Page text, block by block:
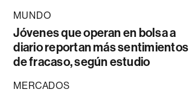
MUNDO
Jóvenes que operan en bolsa a
diario reportan más sentimientos
de fracaso, según estudio
MERCADOS